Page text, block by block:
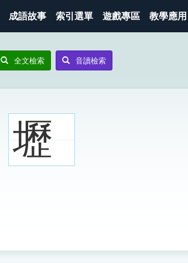
成語故事 索引選單 遊戲專區 教學應用
全文檢索 音讀檢索
壢